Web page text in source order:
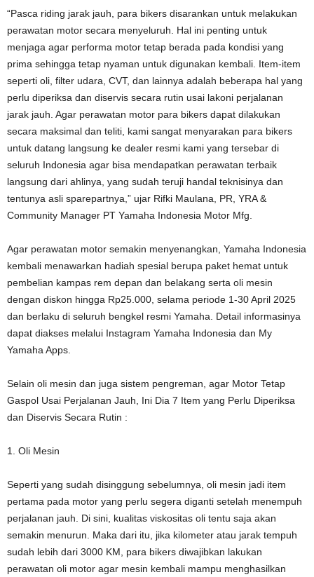
“Pasca riding jarak jauh, para bikers disarankan untuk melakukan
perawatan motor secara menyeluruh. Hal ini penting untuk
menjaga agar performa motor tetap berada pada kondisi yang
prima sehingga tetap nyaman untuk digunakan kembali. Item-item
seperti oli, filter udara, CVT, dan lainnya adalah beberapa hal yang
perlu diperiksa dan diservis secara rutin usai lakoni perjalanan
jarak jauh. Agar perawatan motor para bikers dapat dilakukan
secara maksimal dan teliti, kami sangat menyarakan para bikers
untuk datang langsung ke dealer resmi kami yang tersebar di
seluruh Indonesia agar bisa mendapatkan perawatan terbaik
langsung dari ahlinya, yang sudah teruji handal teknisinya dan
tentunya asli sparepartnya,” ujar Rifki Maulana, PR, YRA &
Community Manager PT Yamaha Indonesia Motor Mfg.
Agar perawatan motor semakin menyenangkan, Yamaha Indonesia
kembali menawarkan hadiah spesial berupa paket hemat untuk
pembelian kampas rem depan dan belakang serta oli mesin
dengan diskon hingga Rp25.000, selama periode 1-30 April 2025
dan berlaku di seluruh bengkel resmi Yamaha. Detail informasinya
dapat diakses melalui Instagram Yamaha Indonesia dan My
Yamaha Apps.
Selain oli mesin dan juga sistem pengreman, agar Motor Tetap
Gaspol Usai Perjalanan Jauh, Ini Dia 7 Item yang Perlu Diperiksa
dan Diservis Secara Rutin :
1. Oli Mesin
Seperti yang sudah disinggung sebelumnya, oli mesin jadi item
pertama pada motor yang perlu segera diganti setelah menempuh
perjalanan jauh. Di sini, kualitas viskositas oli tentu saja akan
semakin menurun. Maka dari itu, jika kilometer atau jarak tempuh
sudah lebih dari 3000 KM, para bikers diwajibkan lakukan
perawatan oli motor agar mesin kembali mampu menghasilkan